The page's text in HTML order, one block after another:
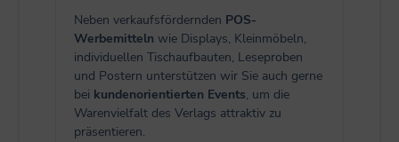
Neben verkaufsfördernden POS-
Werbemitteln wie Displays, Kleinmöbeln,
individuellen Tischaufbauten, Leseproben
und Postern unterstützen wir Sie auch gerne
bei kundenorientierten Events, um die
Warenvielfalt des Verlags attraktiv zu
präsentieren.